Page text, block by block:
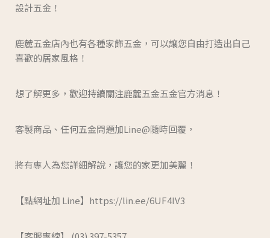
設計五金！
鹿麓五金店內也有各種家飾五金，可以讓您自由打造出自己
喜歡的居家風格！
想了解更多，歡迎持續關注鹿麓五金五金官方消息！
客製商品、任何五金問題加Line@隨時回覆，
將有專人為您詳細解說，讓您的家更加美麗！
【點網址加 Line】https://lin.ee/6UF4IV3